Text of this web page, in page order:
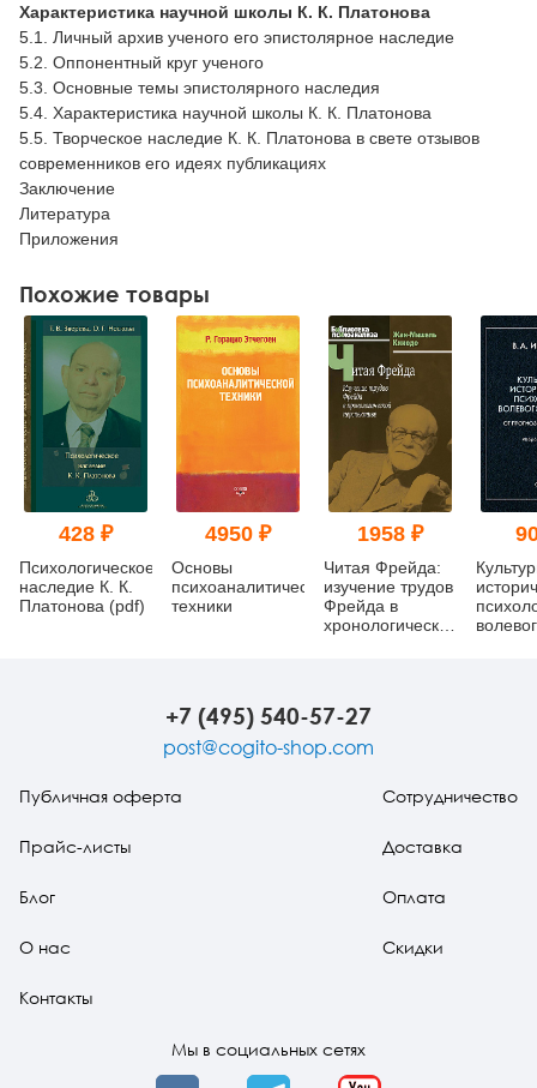
Характеристика научной школы К. К. Платонова
5.1. Личный архив ученого его эпистолярное наследие
5.2. Оппонентный круг ученого
5.3. Основные темы эпистолярного наследия
5.4. Характеристика научной школы К. К. Платонова
5.5. Творческое наследие К. К. Платонова в свете отзывов
современников его идеях публикациях
Заключение
Литература
Приложения
Похожие товары
428 ₽
Психологическое
наследие К. К.
Платонова (pdf)
4950 ₽
Основы
психоаналитической
техники
1958 ₽
Читая Фрейда:
изучение трудов
Фрейда в
хронологической
+7 (495) 540-57-27
post@cogito-shop.com
Публичная оферта
Прайс-листы
Блог
О нас
Контакты
Сотрудничество
Доставка
Оплата
Скидки
Мы в социальных сетях